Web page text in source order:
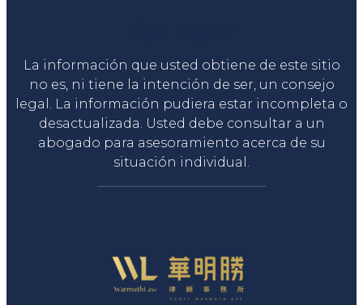
La información que usted obtiene de este sitio
no es, ni tiene la intención de ser, un consejo
legal. La información pudiera estar incompleta o
desactualizada. Usted debe consultar a un
abogado para asesoramiento acerca de su
situación individual.